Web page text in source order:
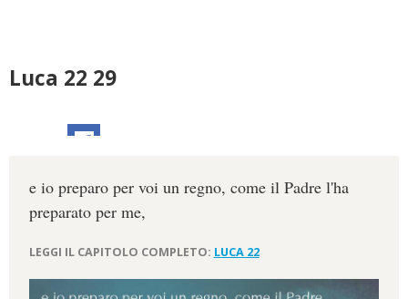
Luca 22 29
e io preparo per voi un regno, come il Padre l'ha
preparato per me,
LEGGI IL CAPITOLO COMPLETO: LUCA 22